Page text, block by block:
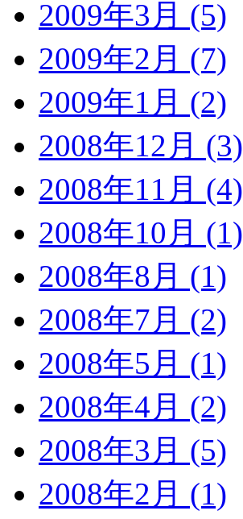
2009年3月 (5)
2009年2月 (7)
2009年1月 (2)
2008年12月 (3)
2008年11月 (4)
2008年10月 (1)
2008年8月 (1)
2008年7月 (2)
2008年5月 (1)
2008年4月 (2)
2008年3月 (5)
2008年2月 (1)